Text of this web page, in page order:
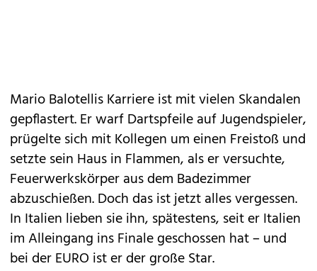
Mario Balotellis Karriere ist mit vielen Skandalen
gepflastert. Er warf Dartspfeile auf Jugendspieler,
prügelte sich mit Kollegen um einen Freistoß und
setzte sein Haus in Flammen, als er versuchte,
Feuerwerkskörper aus dem Badezimmer
abzuschießen. Doch das ist jetzt alles vergessen.
In Italien lieben sie ihn, spätestens, seit er Italien
im Alleingang ins Finale geschossen hat – und
bei der EURO ist er der große Star.